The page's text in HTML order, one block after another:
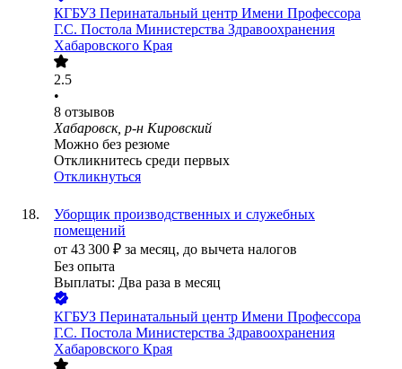
КГБУЗ Перинатальный центр Имени Профессора
Г.С. Постола Министерства Здравоохранения
Хабаровского Края
2.5
•
8 отзывов
Хабаровск, р-н Кировский
Можно без резюме
Откликнитесь среди первых
Откликнуться
Уборщик производственных и служебных
помещений
от 43 300 ₽ за месяц, до вычета налогов
Без опыта
Выплаты: Два раза в месяц
КГБУЗ Перинатальный центр Имени Профессора
Г.С. Постола Министерства Здравоохранения
Хабаровского Края